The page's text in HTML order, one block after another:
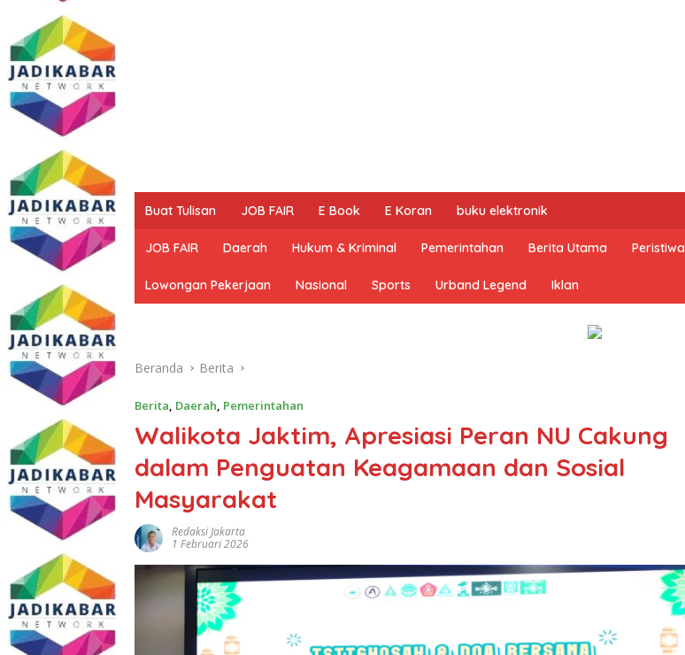
Buat Tulisan JOB FAIR E Book E Koran buku elektronik
JOB FAIR Daerah Hukum & Kriminal Pemerintahan Berita Utama Peristiwa
Lowongan Pekerjaan Nasional Sports Urband Legend Iklan
Beranda Berita
Berita, Daerah, Pemerintahan
Walikota Jaktim, Apresiasi Peran NU Cakung
dalam Penguatan Keagamaan dan Sosial
Masyarakat
Redaksi Jakarta
1 Februari 2026